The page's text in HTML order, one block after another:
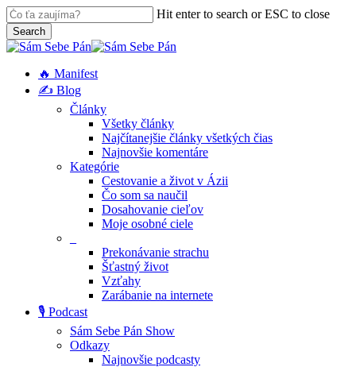
Skip
to
main
content
Hit enter to search or ESC to close
Search
Close
search
Menu
🔥 Manifest
✍️ Blog
Články
Všetky články
Najčítanejšie články všetkých čias
Najnovšie komentáre
Kategórie
Cestovanie a život v Ázii
Čo som sa naučil
Dosahovanie cieľov
Moje osobné ciele
Prekonávanie strachu
Šťastný život
Vzťahy
Zarábanie na internete
🎙️ Podcast
Sám Sebe Pán Show
Odkazy
Najnovšie podcasty